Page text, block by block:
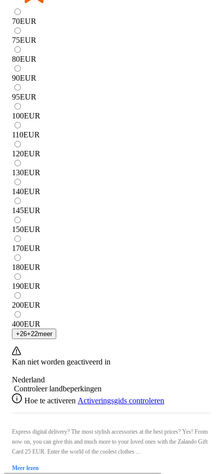
70EUR
75EUR
80EUR
90EUR
95EUR
100EUR
110EUR
120EUR
130EUR
140EUR
145EUR
150EUR
170EUR
180EUR
190EUR
200EUR
400EUR
+26+22meer
Kan niet worden geactiveerd in
Nederland
Controleer landbeperkingen
Hoe te activeren Activeringsgids controleren
Express digital delivery? The most stylish accessories at the best prices? Yes! From
now on, you can give this and much more to your loved ones with the Zalando Gift
Card 25 EUR. Enter the world of the coolest clothes ...
Meer lezen